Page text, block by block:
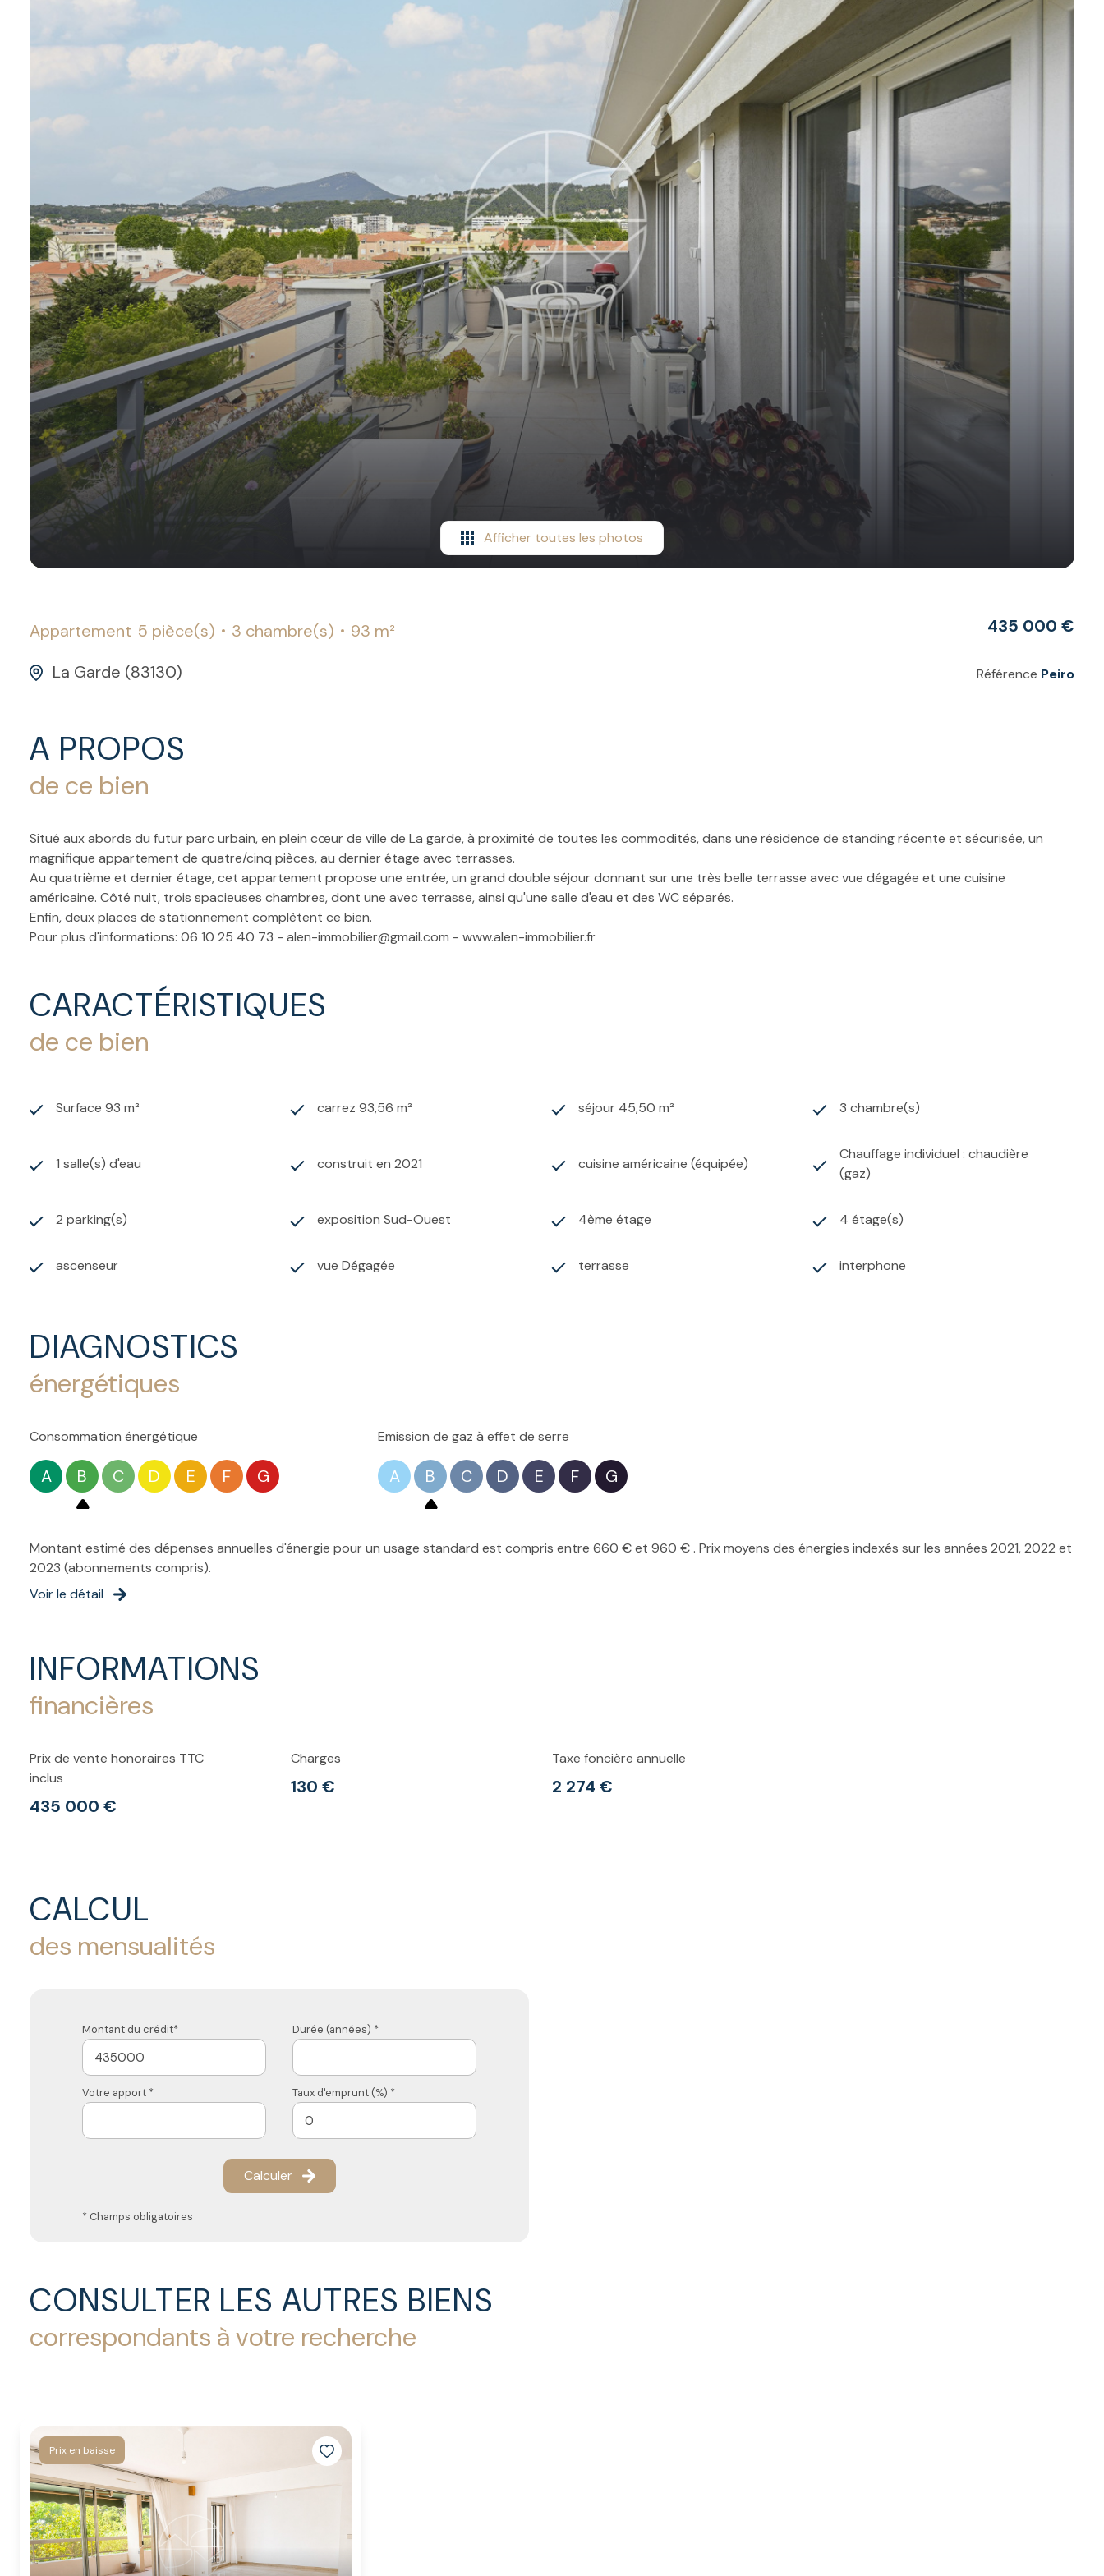
Afficher toutes les photos
Appartement 5 pièce(s) 3 chambre(s)
93 m²
La Garde (83130)
435 000 €
Référence Peiro
A PROPOS
de ce bien
Situé aux abords du futur parc urbain, en plein cœur de ville de La garde, à proximité de toutes les commodités, dans une résidence de standing récente et sécurisée, un
magnifique appartement de quatre/cinq pièces, au dernier étage avec terrasses.
Au quatrième et dernier étage, cet appartement propose une entrée, un grand double séjour donnant sur une très belle terrasse avec vue dégagée et une cuisine
américaine. Côté nuit, trois spacieuses chambres, dont une avec terrasse, ainsi qu'une salle d'eau et des WC séparés.
Enfin, deux places de stationnement complètent ce bien.
Pour plus d'informations: 06 10 25 40 73 - alen-immobilier@gmail.com - www.alen-immobilier.fr
CARACTÉRISTIQUES
de ce bien
Surface 93 m² carrez 93,56 m² séjour 45,50 m² 3 chambre(s)
1 salle(s) d'eau construit en 2021 cuisine américaine (équipée)
Chauffage individuel : chaudière
(gaz)
2 parking(s) exposition Sud-Ouest 4ème étage 4 étage(s)
ascenseur vue Dégagée terrasse interphone
DIAGNOSTICS
énergétiques
Consommation énergétique
A B C D E F G
Emission de gaz à effet de serre
A B C D E F G
Montant estimé des dépenses annuelles d'énergie pour un usage standard est compris entre 660 € et 960 € . Prix moyens des énergies indexés sur les années 2021, 2022 et
2023 (abonnements compris).
Voir le détail
INFORMATIONS
financières
Prix de vente honoraires TTC
inclus
435 000 €
Charges
130 €
Taxe foncière annuelle
2 274 €
CALCUL
des mensualités
Montant du crédit* Durée (années) *
Votre apport * Taux d'emprunt (%) *
Calculer
* Champs obligatoires
CONSULTER LES AUTRES BIENS
correspondants à votre recherche
Prix en baisse